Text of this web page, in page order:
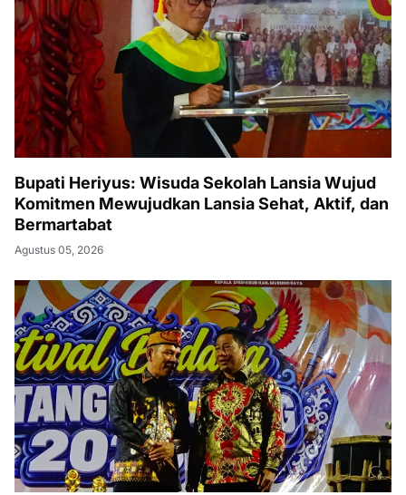
Bupati Heriyus: Wisuda Sekolah Lansia Wujud
Komitmen Mewujudkan Lansia Sehat, Aktif, dan
Bermartabat
Agustus 05, 2026